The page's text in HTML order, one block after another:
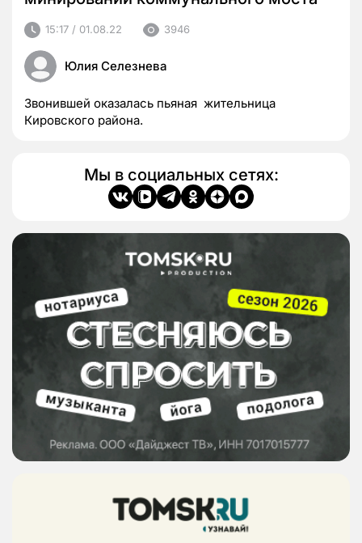
15:17 / 01.08.22 3946
Юлия Селезнева
Звонившей оказалась пьяная жительница
Кировского района.
Мы в социальных сетях: